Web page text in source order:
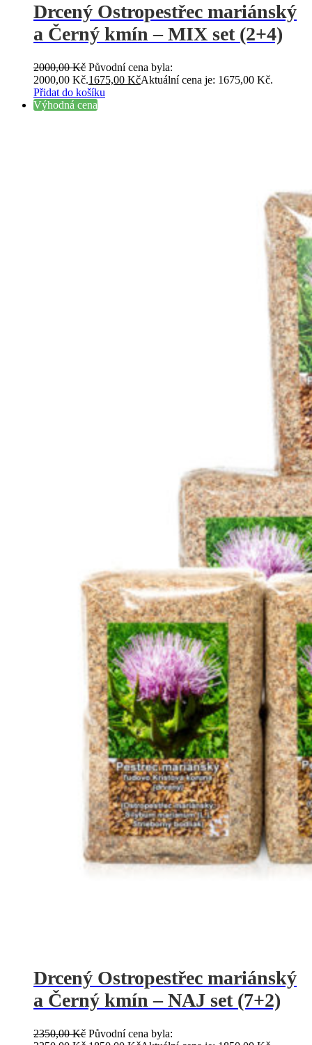
Drcený Ostropestřec mariánský
a Černý kmín – MIX set (2+4)
2000,00Kč Původní cena byla:
2000,00 Kč.1675,00 KčAktuální cena je: 1675,00 Kč.
Přidat do košíku
Výhodná cena
Drcený Ostropestřec mariánský
a Černý kmín – NAJ set (7+2)
2350,00Kč Původní cena byla: